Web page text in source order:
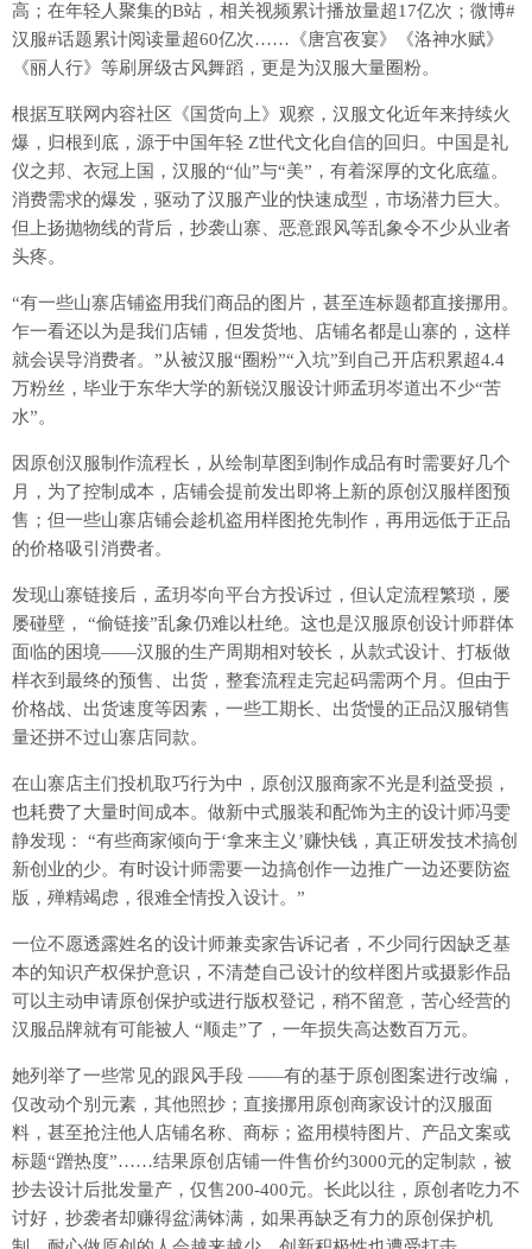
高；在年轻人聚集的B站，相关视频累计播放量超17亿次；微博#
汉服#话题累计阅读量超60亿次……《唐宫夜宴》《洛神水赋》
《丽人行》等刷屏级古风舞蹈，更是为汉服大量圈粉。
根据互联网内容社区《国货向上》观察，汉服文化近年来持续火
爆，归根到底，源于中国年轻 Z世代文化自信的回归。中国是礼
仪之邦、衣冠上国，汉服的“仙”与“美”，有着深厚的文化底蕴。
消费需求的爆发，驱动了汉服产业的快速成型，市场潜力巨大。
但上扬抛物线的背后，抄袭山寨、恶意跟风等乱象令不少从业者
头疼。
“有一些山寨店铺盗用我们商品的图片，甚至连标题都直接挪用。
乍一看还以为是我们店铺，但发货地、店铺名都是山寨的，这样
就会误导消费者。”从被汉服“圈粉”“入坑”到自己开店积累超4.4
万粉丝，毕业于东华大学的新锐汉服设计师孟玥岑道出不少“苦
水”。
因原创汉服制作流程长，从绘制草图到制作成品有时需要好几个
月，为了控制成本，店铺会提前发出即将上新的原创汉服样图预
售；但一些山寨店铺会趁机盗用样图抢先制作，再用远低于正品
的价格吸引消费者。
发现山寨链接后，孟玥岑向平台方投诉过，但认定流程繁琐，屡
屡碰壁， “偷链接”乱象仍难以杜绝。这也是汉服原创设计师群体
面临的困境——汉服的生产周期相对较长，从款式设计、打板做
样衣到最终的预售、出货，整套流程走完起码需两个月。但由于
价格战、出货速度等因素，一些工期长、出货慢的正品汉服销售
量还拼不过山寨店同款。
在山寨店主们投机取巧行为中，原创汉服商家不光是利益受损，
也耗费了大量时间成本。做新中式服装和配饰为主的设计师冯雯
静发现： “有些商家倾向于‘拿来主义’赚快钱，真正研发技术搞创
新创业的少。有时设计师需要一边搞创作一边推广一边还要防盗
版，殚精竭虑，很难全情投入设计。”
一位不愿透露姓名的设计师兼卖家告诉记者，不少同行因缺乏基
本的知识产权保护意识，不清楚自己设计的纹样图片或摄影作品
可以主动申请原创保护或进行版权登记，稍不留意，苦心经营的
汉服品牌就有可能被人 “顺走”了，一年损失高达数百万元。
她列举了一些常见的跟风手段 ——有的基于原创图案进行改编，
仅改动个别元素，其他照抄；直接挪用原创商家设计的汉服面
料，甚至抢注他人店铺名称、商标；盗用模特图片、产品文案或
标题“蹭热度”……结果原创店铺一件售价约3000元的定制款，被
抄去设计后批发量产，仅售200-400元。长此以往，原创者吃力不
讨好，抄袭者却赚得盆满钵满，如果再缺乏有力的原创保护机